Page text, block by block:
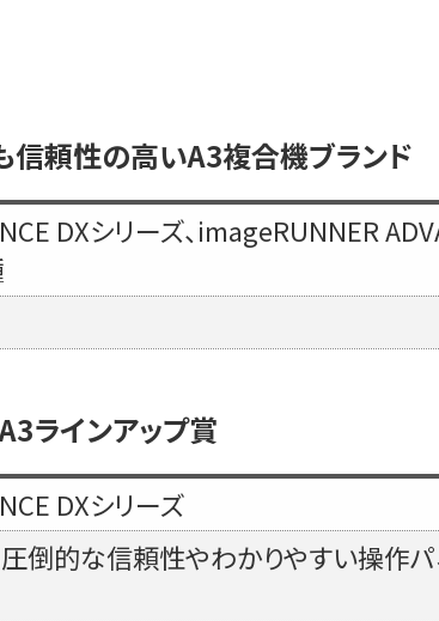
頼性の高いA3複合機ブランド
DXシリーズ、imageRUNNER
ラインアップ賞
DXシリーズ
倒的な信頼性やわかりやすい操作パ